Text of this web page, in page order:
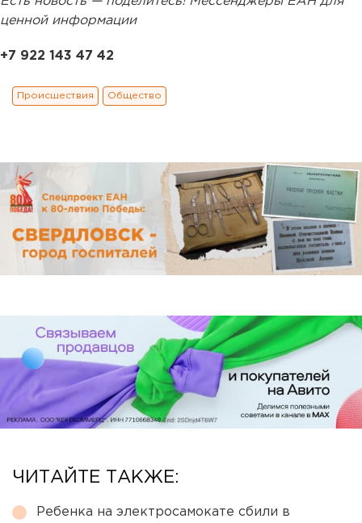
ценной информации
+7 922 143 47 42
Происшествия Общество
ЧИТАЙТЕ ТАКЖЕ:
Ребенка на электросамокате сбили в